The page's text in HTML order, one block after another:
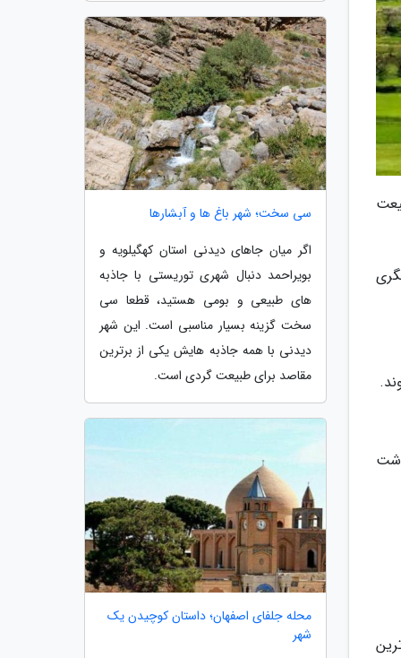
سی سخت؛ شهر باغ ها و آبشارها
اگر میان جاهای دیدنی استان کهگیلویه و
بویراحمد دنبال شهری توریستی با جاذبه
های طبیعی و بومی هستید، قطعا سی
سخت گزینه بسیار مناسبی است. این شهر
دیدنی با همه جاذبه هایش یکی از برترین
مقاصد برای طبیعت گردی است.
محله جلفای اصفهان؛ داستان کوچیدن یک
شهر